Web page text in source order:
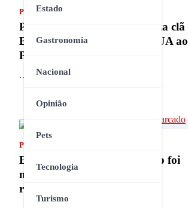
Estado
Gastronomia
Nacional
Opinião
Pets
Tecnologia
Turismo
POLÍTICA
Presidente Lula responsabiliza clã
Bolsonaro por ataque dos EUA ao
Pix e taxação
POLÍTICA
Encontro entre Lula e Trump foi
marcado por respeito mútuo,
revela ministro Durigan